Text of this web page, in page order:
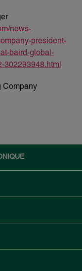
news-
president-
baird-global-
302293948.html
Company